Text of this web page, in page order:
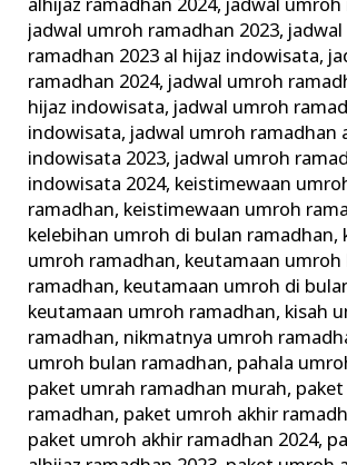
alhijaz ramadhan 2024, jadwal umroh
jadwal umroh ramadhan 2023,
ramadhan 2023 al hijaz indowisata,
ramadhan 2024, jadwal umroh
hijaz indowisata, jadwal umroh
indowisata, jadwal umroh ramadhan
indowisata 2023, jadwal umroh
indowisata 2024, keistimewaan
ramadhan, keistimewaan umroh
kelebihan umroh di bulan ramadhan,
umroh ramadhan, keutamaan umroh
ramadhan, keutamaan umroh di
keutamaan umroh ramadhan, kisah
ramadhan, nikmatnya umroh
umroh bulan ramadhan, pahala
paket umrah ramadhan murah,
ramadhan, paket umroh akhir
paket umroh akhir ramadhan 2024,